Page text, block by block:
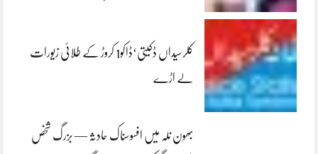
کلرسیداں ڈکیتی‘ڈاکو1 کروڑ کے طلائی زیورات
لے اڑے
بھون نلہ میں افسوسناک حادثہ — بزرگ شخص